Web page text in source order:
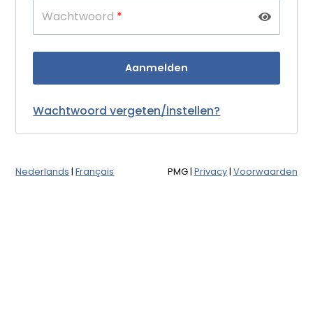
Wachtwoord *
Wachtwoord vergeten/instellen?
Nederlands |Français PMG| Privacy| Voorwaarden